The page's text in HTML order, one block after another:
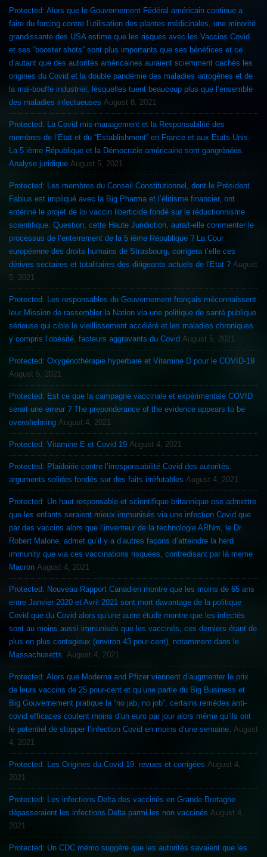
Protected: Alors que le Gouvernement Fédéral américain continue a
faire du forcing contre l’utilisation des plantes médicinales, une minorité
grandissante des USA estime que les risques avec les Vaccins Covid
et ses “booster shots” sont plus importants que ses bénéfices et ce
d’autant que des autorités américaines auraient sciemment cachés les
origines du Covid et la double pandémie des maladies iatrogènes et de
la mal-bouffe industriel, lesquelles tuent beaucoup plus que l’ensemble
des maladies infectueuses August 8, 2021
Protected: La Covid mis-management et la Responsabilité des
membres de l’Etat et du “Establishment” en France et aux Etats-Unis.
La 5 ième République et la Démocratie américaine sont gangrénées.
Analyse juridique August 5, 2021
Protected: Les membres du Conseil Constitutionnel, dont le Président
Fabius est impliqué avec la Big Pharma et l’élitisme financier, ont
entériné le projet de loi vaccin liberticide fondé sur le réductionnisme
scientifique. Question, cette Haute Juridiction, aurait-elle commenter le
processus de l’enterrement de la 5 ième République ? La Cour
européenne des droits humains de Strasbourg, corrigera t’elle ces
dérives sectaires et totalitaires des dirigeants actuels de l’Etat ? August
5, 2021
Protected: Les responsables du Gouvernement français méconnaissent
leur Mission de rassembler la Nation via une politique de santé publique
sérieuse qui cible le vieillissement accéléré et les maladies chroniques
y compris l’obésité, facteurs aggravants du Covid August 5, 2021
Protected: Oxygénothérapie hyperbare et Vitamine D pour le COVID-19
August 5, 2021
Protected: Est ce que la campagne vaccinale et expérimentale COVID
serait une erreur ? The preponderance of the evidence appears to be
overwhelming August 4, 2021
Protected: Vitamine E et Covid 19 August 4, 2021
Protected: Plaidoirie contre l’irresponsabilité Covid des autorités:
arguments solides fondés sur des faits irréfutables August 4, 2021
Protected: Un haut responsable et scientifique britannique ose admettre
que les enfants seraient mieux immunisés via une infection Covid que
par des vaccins alors que l’inventeur de la technologie ARNm, le Dr.
Robert Malone, admet qu’il y a d’autres façons d’atteindre la herd
immunity que via ces vaccinations risquées, contredisant par là meme
Macron August 4, 2021
Protected: Nouveau Rapport Canadien montre que les moins de 65 ans
entre Janvier 2020 et Avril 2021 sont mort davantage de la politique
Covid que du Covid alors qu’une autre étude montre que les infectés
sont au moins aussi immunisés que les vaccinés, ces derniers étant de
plus en plus contagieux (environ 43 pour-cent), notamment dans le
Massachusetts.
August 4, 2021
Protected: Alors que Moderna and Pfizer viennent d’augmenter le prix
de leurs vaccins de 25 pour-cent et qu’une partie du Big Business et
Big Gouvernement pratique la “no jab, no job”, certains remèdes anti-
covid efficaces coutent moins d’un euro par jour alors même qu’ils ont
le potentiel de stopper l’infection Covid en moins d’une semaine. August
4, 2021
Protected: Les Origines du Covid 19: revues et corrigées August 4,
2021
Protected: Les infections Delta des vaccinés en Grande Bretagne
dépasseraient les infections Delta parmi les non vaccinés August 4,
2021
Protected: Un CDC mémo suggère que les autorités savaient que les